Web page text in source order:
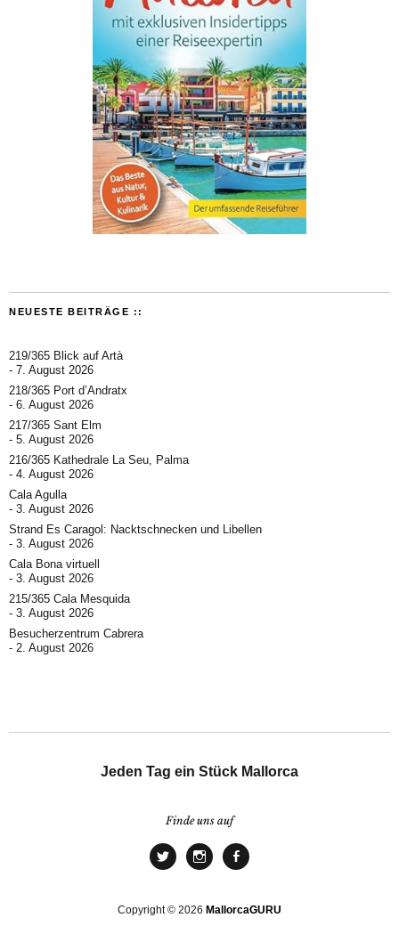
NEUESTE BEITRÄGE ::
219/365 Blick auf Artà
7. August 2026
218/365 Port d’Andratx
6. August 2026
217/365 Sant Elm
5. August 2026
216/365 Kathedrale La Seu, Palma
4. August 2026
Cala Agulla
3. August 2026
Strand Es Caragol: Nacktschnecken und Libellen
3. August 2026
Cala Bona virtuell
3. August 2026
215/365 Cala Mesquida
3. August 2026
Besucherzentrum Cabrera
2. August 2026
Jeden Tag ein Stück Mallorca
Finde uns auf
Copyright © 2026 MallorcaGURU